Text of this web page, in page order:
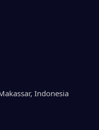
Indonesia